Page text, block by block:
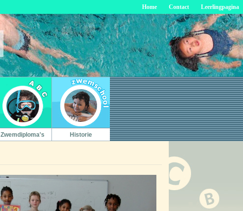
Home Contact Leerlingpagina
Zwemdiploma's Historie